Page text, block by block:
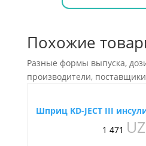
Похожие
Разные формы выпуска,
производители,
Шприц KD-JECT III
1 471